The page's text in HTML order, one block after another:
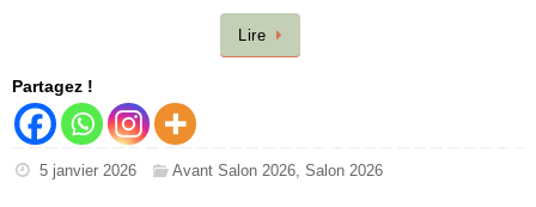
Lire
Partagez !
5 janvier 2026 Avant Salon 2026 ,Salon 2026